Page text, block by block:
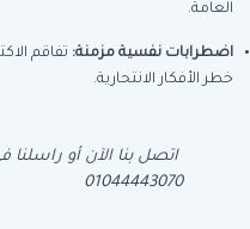
العامة.
اضطرابات نفسية مزمنة: تفاقم
خطر الأفكار الانتحارية.
اتصل بنا الآن أو
01044443070